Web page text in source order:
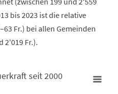
bis 2023 ist die relative
Fr.) bei allen Gemeinden
2'019 Fr.).
seit 2000